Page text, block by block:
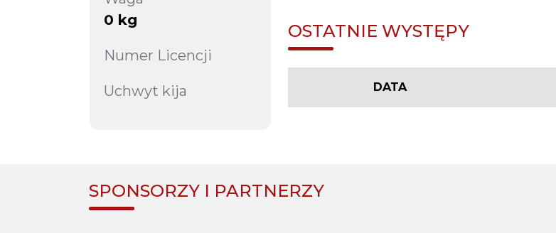
0 kg
Numer Licencji
Uchwyt kija
OSTATNIE WYSTĘPY
DATA
SPONSORZY I PARTNERZY